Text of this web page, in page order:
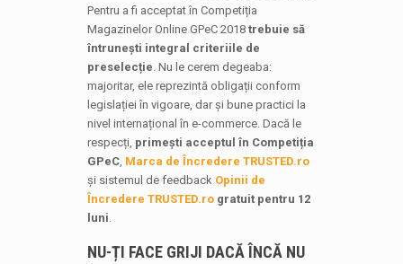
Pentru a fi acceptat în Competiția
Magazinelor Online GPeC 2018 trebuie să
întrunești integral criteriile de
preselecție. Nu le cerem degeaba:
majoritar, ele reprezintă obligații conform
legislației în vigoare, dar și bune practici la
nivel internațional în e-commerce. Dacă le
respecți, primești acceptul în Competiția
GPeC, Marca de Încredere TRUSTED.ro
și sistemul de feedback Opinii de
Încredere TRUSTED.rogratuit pentru 12
luni.
NU-ȚI FACE GRIJI DACĂ ÎNCĂ NU